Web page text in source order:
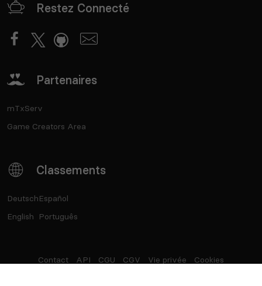
Restez Connecté
Partenaires
mTxServ
Game Creators Area
Classements
Deutsch
English
Español
Português
Contact API CGU CGV Vie privée Cookies